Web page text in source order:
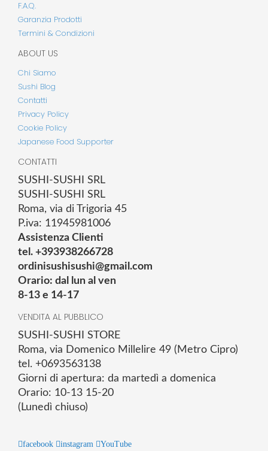
F.A.Q.
Garanzia Prodotti
Termini & Condizioni
ABOUT US
Chi Siamo
Sushi Blog
Contatti
Privacy Policy
Cookie Policy
Japanese Food Supporter
CONTATTI
SUSHI-SUSHI SRL
SUSHI-SUSHI SRL
Roma, via di Trigoria 45
P.iva: 11945981006
Assistenza Clienti
tel. +393938266728
ordinisushisushi@gmail.com
Orario: dal lun al ven
8-13 e 14-17
VENDITA AL PUBBLICO
SUSHI-SUSHI STORE
Roma, via Domenico Millelire 49 (Metro Cipro)
tel. +0693563138
Giorni di apertura: da martedì a domenica
Orario: 10-13 15-20
(Lunedì chiuso)
facebook instagram YouTube